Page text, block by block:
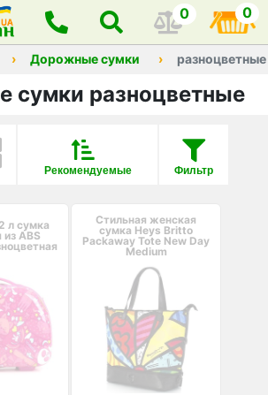
0 0
Дорожные сумки разноцветные
сумки разноцветные
Фильтр
Рекомендуемые
л сумка
ABS
Стильная женская
сумка Heys Britto
Packaway Tote New Day
Medium